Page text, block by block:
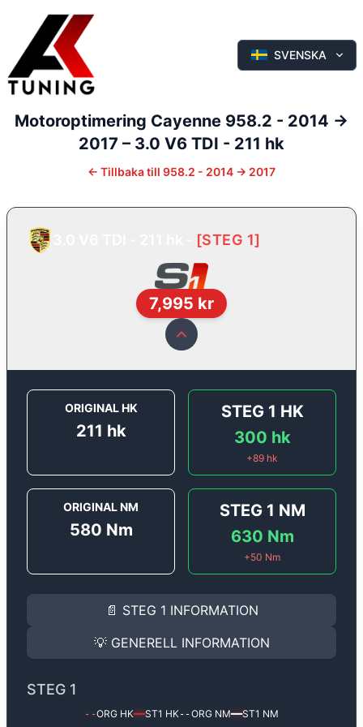
SVENSKA
Motoroptimering Cayenne 958.2 - 2014 ->
2017 – 3.0 V6 TDI - 211 hk
← Tillbaka till 958.2 - 2014 -> 2017
[STEG 1]
7,995 kr
ORIGINAL HK
211 hk
STEG 1 HK
300 hk
+89 hk
ORIGINAL NM
580 Nm
STEG 1 NM
630 Nm
+50 Nm
📄 STEG 1 INFORMATION
INFORMATION
Steg 1
Porsche Cayenne 3.0 V6
Effekten ökar från211 hk till300 hkoch
(+89 hk & +50 Nm).
Ger mer effekt, högre vridmoment, lägre
Steg 1 mjukvara justerar vi ett antal
💡 GENERELL INFORMATION
✅ All mjukvara är skräddarsydd för din bil
✅ Felsökning inann samt efter optimering
STEG 1
--ORG HK━━ST1 HK--ORG NM━━ST1 NM